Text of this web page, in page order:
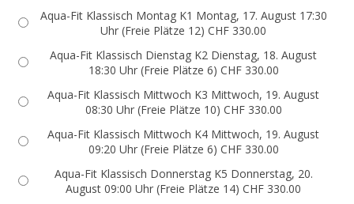
Aqua-Fit Klassisch Montag K1 Montag, 17. August 17:30
Uhr (Freie Plätze 12) CHF 330.00
Aqua-Fit Klassisch Dienstag K2 Dienstag, 18. August
18:30 Uhr (Freie Plätze 6) CHF 330.00
Aqua-Fit Klassisch Mittwoch K3 Mittwoch, 19. August
08:30 Uhr (Freie Plätze 10) CHF 330.00
Aqua-Fit Klassisch Mittwoch K4 Mittwoch, 19. August
09:20 Uhr (Freie Plätze 6) CHF 330.00
Aqua-Fit Klassisch Donnerstag K5 Donnerstag, 20.
August 09:00 Uhr (Freie Plätze 14) CHF 330.00